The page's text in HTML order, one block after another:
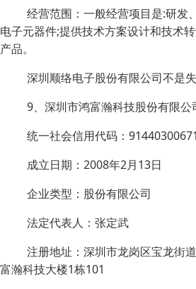
经营范围：一般经营项目是:研发
电子元器件;提供技术方案设计和技术
产品。
深圳顺络电子股份有限公司不是失
9、深圳市鸿富瀚科技股份有限公
统一社会信用代码：
成立日期：2008年2月13日
企业类型：股份有限公司
法定代表人：张定武
注册地址：深圳市龙岗区宝龙街
富瀚科技大楼1栋101